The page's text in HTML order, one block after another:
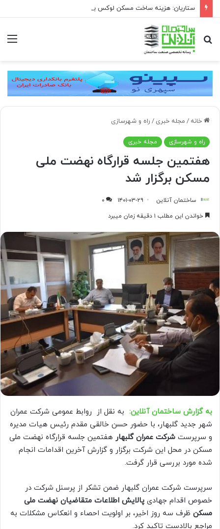
جستجو
برای
خانه / مجله خبری / راه و شهرسازی
راه و شهرسازی مجله خبری
هفتمین جلسه قرارگاه نهضت ملی
مسکن برگزار شد
ساختمان آنلاین ۱۴۰۱-۰۳-۲۹
۰
خواندن این مطلب ۱ دقیقه زمان میبرد
به گزارش ساختمان آنلاین: به نقل از روابط عمومی شرکت عمران
شهر جدید گلبهار، با حضور حسن خالقی مقدم رئیس هیات مدیره
و سرپرست شرکت عمران گلبهار هفتمین جلسه قرارگاه نهضت ملی
مسکن در محل این شرکت برگزار و گزارش آخرین اقدامات انجام
شده مورد بررسی قرار گرفت.
سرپرست شرکت عمران گلبهار ضمن تشکر از پرسنل شرکت در
خصوص اقدام جهادی پالایش اطلاعات متقاضیان نهضت ملی
مسکن ظرف سه روز اخیر، بر اولویت احصاء و انعکاس مشکلات به
مراجع بالادست تاکید کرد.